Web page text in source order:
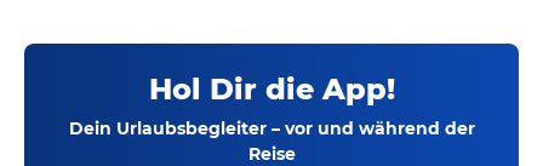
Hol Dir die App!
Dein Urlaubsbegleiter – vor und während der
Reise